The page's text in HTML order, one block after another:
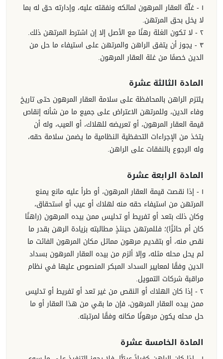
١ - غلّة العقار المرهون لمالكه ونفقته عليه، وإدارته حق له بما
لا يخل بحق المرتهن.
٢ - لا تكون الغلة رهنًا مع الأصل إلا إن اشترط المرتهن ذلك.
٣ - يجوز أن يتفق الراهن والمرتهن على استيفاء ما حل من
الدين خصمًا من غلة العقار المرهون.
المادة الثالثة عشرة
يلتزم الراهن بالمحافظة على سلامة العقار المرهون حتى تاريخ
وفاء الدين، وللمرتهن الاعتراض على جميع ما من شأنه إنقاص
قيمة العقار المرهون، أو تعريضه للهلاك، أو العيب، وله أن
يتخذ من الإجراءات التحفظية النظامية ما يضمن سلامة حقه،
وله الرجوع بالنفقات على الراهن.
المادة الرابعة عشرة
١ - إذا نقصت قيمة العقار المرهون، أو طرأ عليه مانع يمنع
المرتهن من استيفاء حقه منه لهلاك أو عيب أو استحقاق،
وكان ذلك بتعد أو تفريط أو تدليس ممن بيده المرهون (راهنًا
كان أم حائزًا)؛ فللمرتهن حينئذٍ مطالبته بزيادة الرهن بقدر ما
نقص منه، أو بتقديم مرهون مماثل مكان المرهون الفائت ما
لم يحل محله مثله، وإلا ألزم من بيده العقار المرهون بسداد
الدين وفقًا لمعايير السداد المبكر المنصوص عليها في نظام
مراقبة شركات التمويل.
٢ - إذا كان الهلاك أو النقص من غير تعد أو تفريط أو تدليس
ممن بيده العقار المرهون، فإن ما بقي من هذا العقار أو ما
حل محله يكون مرهونًا مكانه وفقًا لمرتبته.
المادة الخامسة عشرة